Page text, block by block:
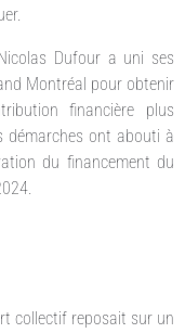
Dufour a uni ses
Montréal pour obtenir
financière plus
démarches ont abouti à
du financement du
collectif reposait sur un